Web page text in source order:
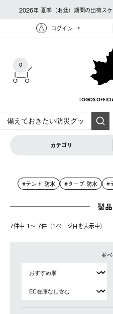
2026年 夏季（お盆）期間の出荷ス
ログイン
0
LOGOS
カテゴリ
#テント 防水 #タープ 防水 #
製
7件中 1〜 7件（1ページ⽬を表⽰中）
並